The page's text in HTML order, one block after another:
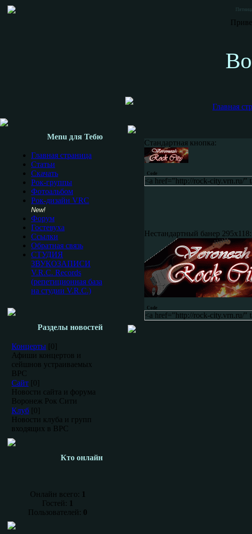
Главная
Menu для Тебю
Главная страница
Статьи
Скачать
Рок-группы
Фотоальбом
Рок-дизайн VRC
New!
Форум
Гостевуха
Ссылки
Обратная связь
СТУДИЯ
ЗВУКОЗАПИСИ
V.R.C. Records
(репетиционная база
на студии V.R.C.)
Разделы новостей
Концерты [0]
Афиши концертов и
сейшнов устраиваемых
ВРС
Сайт [0]
Новости сайта и форума
Воронеж Рок Сити
Клуб [0]
Новости клуба и групп
входящих в ВРС
Кто онлайн
Онлайн всего: 1
Гостей: 1
Пользователей: 0
Стандартная кнопка:
Code
<a href="http://rock-city.vrn.ru/
Нестандартный банер 295x118:
Code
<a href="http://rock-city.vrn.ru/"